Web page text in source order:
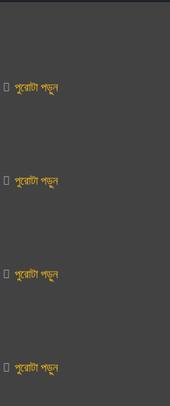
পুরোটা পড়ুন
পুরোটা পড়ুন
পুরোটা পড়ুন
পুরোটা পড়ুন